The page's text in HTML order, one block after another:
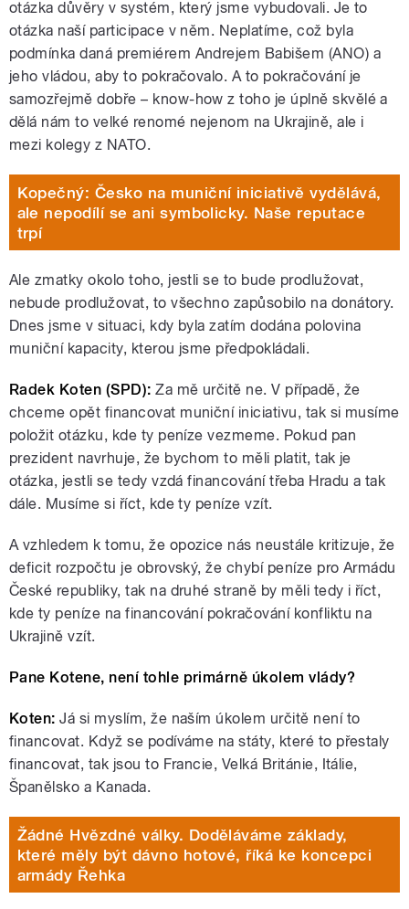
otázka důvěry v systém, který jsme vybudovali. Je to
otázka naší participace v něm. Neplatíme, což byla
podmínka daná premiérem Andrejem Babišem (ANO) a
jeho vládou, aby to pokračovalo. A to pokračování je
samozřejmě dobře – know-how z toho je úplně skvělé a
dělá nám to velké renomé nejenom na Ukrajině, ale i
mezi kolegy z NATO.
Kopečný: Česko na muniční iniciativě vydělává,
ale nepodílí se ani symbolicky. Naše reputace
trpí
Ale zmatky okolo toho, jestli se to bude prodlužovat,
nebude prodlužovat, to všechno zapůsobilo na donátory.
Dnes jsme v situaci, kdy byla zatím dodána polovina
muniční kapacity, kterou jsme předpokládali.
Radek Koten (SPD): Za mě určitě ne. V případě, že
chceme opět financovat muniční iniciativu, tak si musíme
položit otázku, kde ty peníze vezmeme. Pokud pan
prezident navrhuje, že bychom to měli platit, tak je
otázka, jestli se tedy vzdá financování třeba Hradu a tak
dále. Musíme si říct, kde ty peníze vzít.
A vzhledem k tomu, že opozice nás neustále kritizuje, že
deficit rozpočtu je obrovský, že chybí peníze pro Armádu
České republiky, tak na druhé straně by měli tedy i říct,
kde ty peníze na financování pokračování konfliktu na
Ukrajině vzít.
Pane Kotene, není tohle primárně úkolem vlády?
Koten: Já si myslím, že naším úkolem určitě není to
financovat. Když se podíváme na státy, které to přestaly
financovat, tak jsou to Francie, Velká Británie, Itálie,
Španělsko a Kanada.
Žádné Hvězdné války. Doděláváme základy,
které měly být dávno hotové, říká ke koncepci
armády Řehka